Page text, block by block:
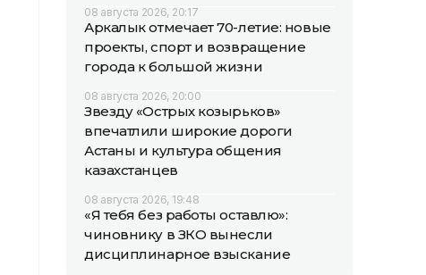
08 августа 2026, 20:17
Аркалык отмечает 70-летие: новые
проекты, спорт и возвращение
города к большой жизни
08 августа 2026, 20:00
Звезду «Острых козырьков»
впечатлили широкие дороги
Астаны и культура общения
казахстанцев
08 августа 2026, 19:48
«Я тебя без работы оставлю»:
чиновнику в ЗКО вынесли
дисциплинарное взыскание